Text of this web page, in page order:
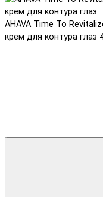
AHAVA Time To
крем для контура глаз